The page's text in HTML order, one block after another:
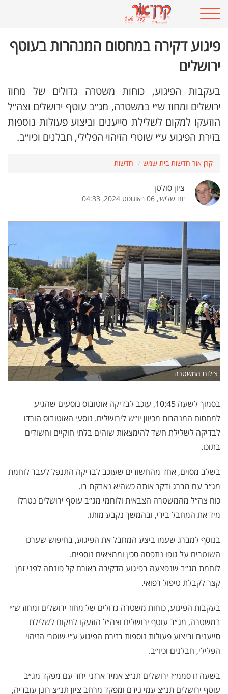
פיגוע דקירה במחסום המנהרות בעוטף
ירושלים
בעקבות הפיגוע, כוחות משטרה גדולים של מחוז
ירושלים ומחוז ש״י במשטרה, מג״ב עוטף ירושלים וצה״ל
הוזעקו למקום לשלילת סייענים וביצוע פעולות נוספות
בזירת הפיגוע ע״י שוטרי הזיהוי הפלילי, חבלנים וכיו״ב.
קרן אור חדשות בית שמש חדשות
ציון סולטן
יום שלישי, 06 באוגוסט 2024, 04:33
צילום המשטרה
בסמוך לשעה 10:45, עוכב לבדיקה אוטובוס נוסעים שהגיע
למחסום המנהרות מכיוון יו״ש לירושלים. נוסעי האוטובוס הורדו
לבדיקה לשלילת חשד להימצאות שוהים בלתי חוקיים וחשודים
בתוכו.
בשלב מסוים, אחד מהחשודים שעוכב לבדיקה התנפל לעבר לוחמת
מג״ב עם מברג ודקר אותה כשהיא נאבקת בו.
כוח צה״ל מהמשטרה הצבאית ולוחמי מג״ב עוטף ירושלים נטרלו
מיד את המחבל בירי, ובהמשך נקבע מותו.
בנוסף למברג שעמו ביצע המחבל את הפיגוע, בחיפוש שערכו
השוטרים על גופו נתפסה סכין וממצאים נוספים.
לוחמת מג״ב שנפצעה בפיגוע הדקירה באורח קל פונתה לפני זמן
קצר לקבלת טיפול רפואי.
בעקבות הפיגוע, כוחות משטרה גדולים של מחוז ירושלים ומחוז ש״י
במשטרה, מג״ב עוטף ירושלים וצה״ל הוזעקו למקום לשלילת
סייענים וביצוע פעולות נוספות בזירת הפיגוע ע״י שוטרי הזיהוי
הפלילי, חבלנים וכיו״ב.
בשעה זו סממ״ז ירושלים תנ״צ אמיר ארזני יחד עם מפקד מג״ב
עוטף ירושלים תנ״צ עמי נידם ומפקד מרחב ציון תנ״צ רונן עובדיה,